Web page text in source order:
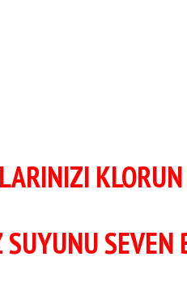
SUYUNU